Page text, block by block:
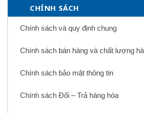
CHÍNH SÁCH
Chính sách và quy định chung
Chính sách bán hàng và chất lượng
Chính sách bảo mật thông tin
Chính sách Đổi – Trả hàng hóa